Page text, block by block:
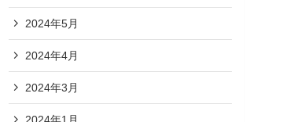
2024年5月
2024年4月
2024年3月
2024年1月